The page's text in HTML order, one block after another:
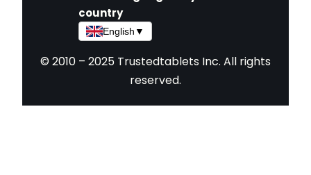
country
English ▼
© 2010 – 2025 Trustedtablets Inc. All rights
reserved.